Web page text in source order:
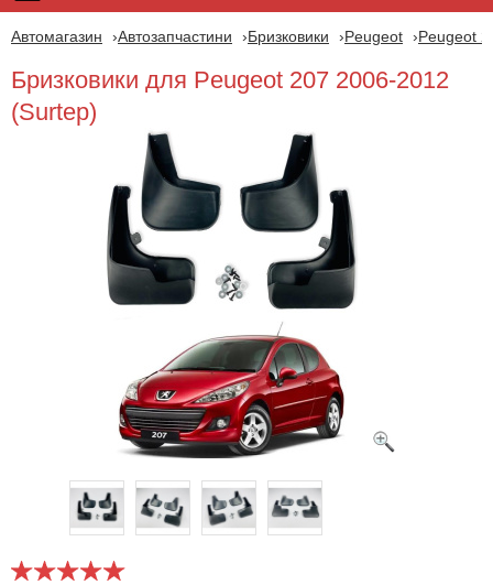
Автомагазин Автозапчастини Бризковики Peugeot Peugeot
Бризковики для Peugeot 207 2006-2012
(Surtep)